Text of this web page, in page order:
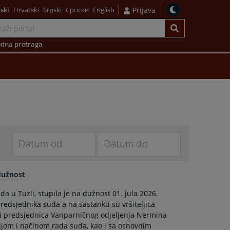
Hrvatski Srpski Српски English Prijava
pretraga
forward
interact
with
the
interact
with
the
u Tuzli, stupila je na dužnost 01. jula 2026.
suda a na sastanku su vršiteljica
Vanparničnog odjeljenja Nermina
i načinom rada suda, kao i sa osnovnim